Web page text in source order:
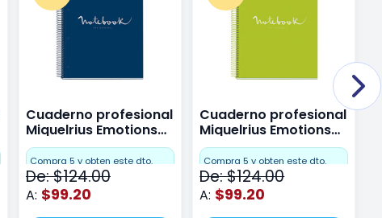
Cuaderno profesional
Miquelrius Emotions
Dots 80 hojas
Compra 5 y obten este dto.
De: $124.00
A: $99.20
Cuaderno profesional
Miquelrius Emotions
Dots 80 hojas Lima
Compra 5 y obten este dto.
De: $124.00
A: $99.20